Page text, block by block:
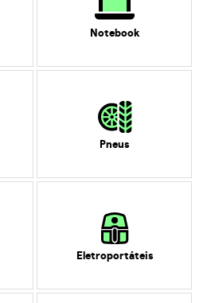
Notebook
Pneus
Eletroportáteis